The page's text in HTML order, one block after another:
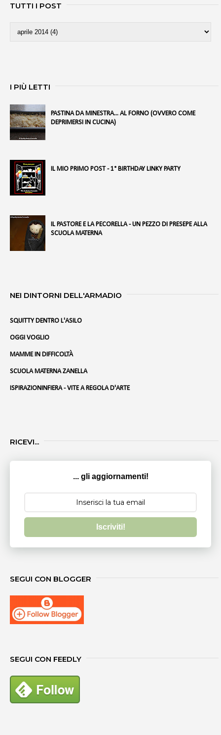
TUTTI I POST
I PIÙ LETTI
PASTINA DA MINESTRA... AL FORNO (OVVERO COME
DEPRIMERSI IN CUCINA)
IL MIO PRIMO POST - 1° BIRTHDAY LINKY PARTY
IL PASTORE E LA PECORELLA - UN PEZZO DI PRESEPE ALLA
SCUOLA MATERNA
NEI DINTORNI DELL'ARMADIO
SQUITTY DENTRO L'ASILO
OGGI VOGLIO
MAMME IN DIFFICOLTÀ
SCUOLA MATERNA ZANELLA
ISPIRAZIONINFIERA - VITE A REGOLA D'ARTE
RICEVI...
... gli aggiornamenti!
Iscriviti!
SEGUI CON BLOGGER
SEGUI CON FEEDLY